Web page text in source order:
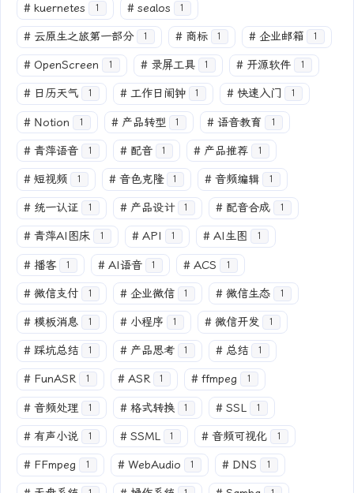
# kuernetes 1 # sealos 1
# 云原生之旅第一部分 1 # 商标 1 # 企业邮箱 1
# OpenScreen 1 # 录屏工具 1 # 开源软件 1
# 日历天气 1 # 工作日闹钟 1 # 快速入门 1
# Notion 1 # 产品转型 1 # 语音教育 1
# 青萍语音 1 # 配音 1 # 产品推荐 1
# 短视频 1 # 音色克隆 1 # 音频编辑 1
# 统一认证 1 # 产品设计 1 # 配音合成 1
# 青萍AI图床 1 # API 1 # AI生图 1
# 播客 1 # AI语音 1 # ACS 1
# 微信支付 1 # 企业微信 1 # 微信生态 1
# 模板消息 1 # 小程序 1 # 微信开发 1
# 踩坑总结 1 # 产品思考 1 # 总结 1
# FunASR 1 # ASR 1 # ffmpeg 1
# 音频处理 1 # 格式转换 1 # SSL 1
# 有声小说 1 # SSML 1 # 音频可视化 1
# FFmpeg 1 # WebAudio 1 # DNS 1